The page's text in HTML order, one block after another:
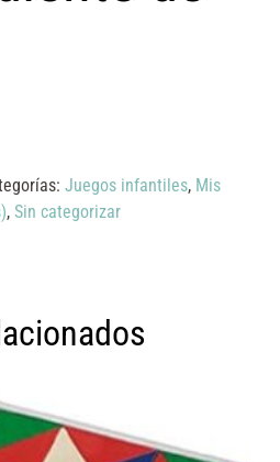
Juegos infantiles, Mis
,Sin categorizar